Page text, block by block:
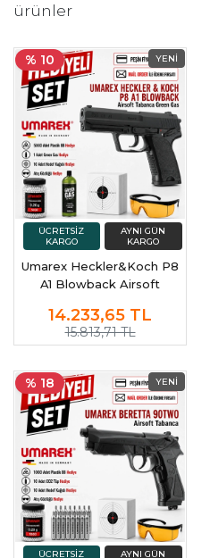
ürünler
% 10
Umarex Heckler&Koch P8
A1 Blowback Airsoft
14.233,65 TL
15.813,71 TL
% 18